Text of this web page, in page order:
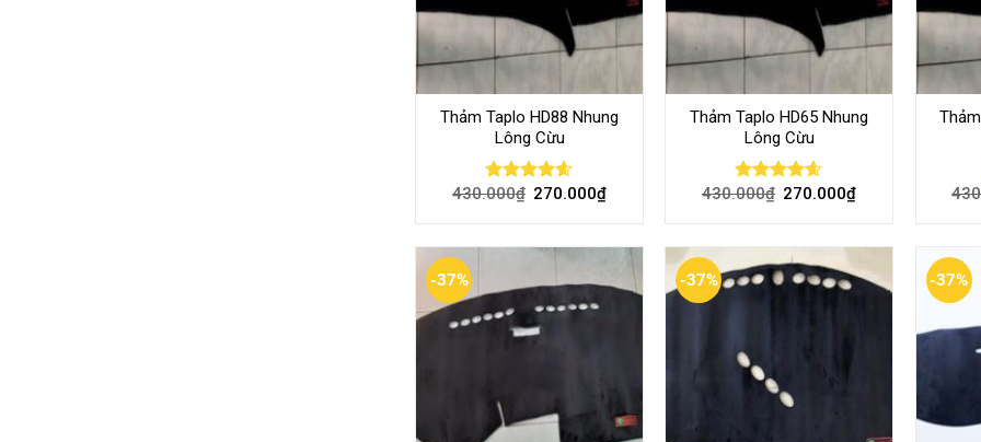
Thảm Taplo HD88 Nhung
Lông Cừu
Rated4.54
430.000₫ 270.000₫
Thảm Taplo HD65 Nhung
Lông Cừu
Rated4.54
430.000₫ 270.000₫
-37% -37% -37%